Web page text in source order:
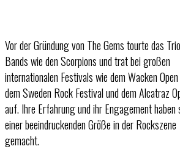
Vor der Gründung von The Gems tourte das
Bands wie den Scorpions und trat bei großen
internationalen Festivals wie dem Wacken
dem Sweden Rock Festival und dem Alcatraz
auf. Ihre Erfahrung und ihr Engagement haben
einer beeindruckenden Größe in der Rockszene
gemacht.